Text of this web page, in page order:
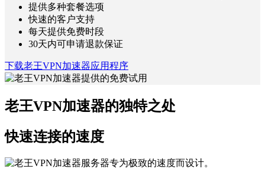
提供多种套餐选项
快速的客户支持
每天提供免费时段
30天内可申请退款保证
下载老王VPN加速器应用程序
老王VPN加速器的独特之处
快速连接的速度